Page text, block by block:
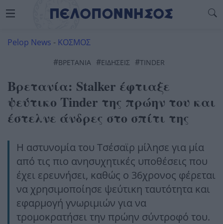
Pelop News - ΚΟΣΜΟΣ
#ΒΡΕΤΑΝΊΑ #ΕΙΔΗΣΕΙΣ #TINDER
Βρετανία: Stalker έφτιαξε
ψεύτικο Tinder της πρώην του και
έστελνε άνδρες στο σπίτι της
Η αστυνομία του Τσέσαϊρ μίλησε για μία
από τις πιο ανησυχητικές υποθέσεις που
έχει ερευνήσει, καθώς ο 36χρονος φέρεται
να χρησιμοποίησε ψεύτικη ταυτότητα και
εφαρμογή γνωριμιών για να
τρομοκρατήσει την πρώην σύντροφό του.